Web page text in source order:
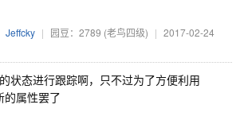
Jeffcky | 园豆：2789 (老鸟四级) | 2017-02-24
状态进行跟踪啊，只不过为了方便利用
的属性罢了